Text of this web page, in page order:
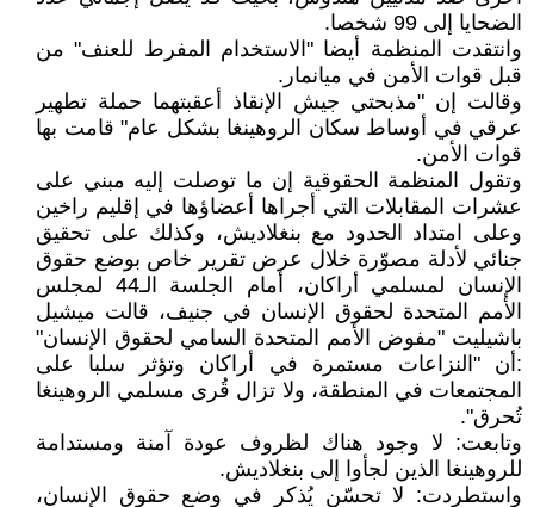
الضحايا إلى 99 شخصا.
وانتقدت المنظمة أيضا "الاستخدام المفرط للعنف" من
قبل قوات الأمن في ميانمار.
وقالت إن "مذبحتي جيش الإنقاذ أعقبتهما حملة تطهير
عرقي في أوساط سكان الروهينغا بشكل عام" قامت بها
قوات الأمن.
وتقول المنظمة الحقوقية إن ما توصلت إليه مبني على
عشرات المقابلات التي أجراها أعضاؤها في إقليم راخين
وعلى امتداد الحدود مع بنغلاديش، وكذلك على تحقيق
جنائي لأدلة مصوّرة خلال عرض تقرير خاص بوضع حقوق
الإنسان لمسلمي أراكان، أمام الجلسة الـ44 لمجلس
الأمم المتحدة لحقوق الإنسان في جنيف، قالت ميشيل
باشيليت "مفوض الأمم المتحدة السامي لحقوق الإنسان"
:أن "النزاعات مستمرة في أراكان وتؤثر سلبا على
المجتمعات في المنطقة، ولا تزال قُرى مسلمي الروهينغا
تُحرق".
وتابعت: لا وجود هناك لظروف عودة آمنة ومستدامة
للروهينغا الذين لجأوا إلى بنغلاديش.
واستطردت: لا تحسّن يُذكر في وضع حقوق الإنسان،